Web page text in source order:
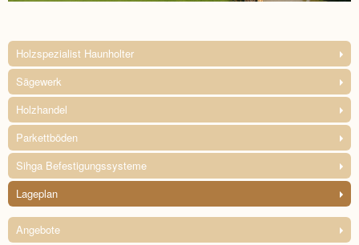
Holzspezialist Haunholter
Sägewerk
Holzhandel
Parkettböden
Sihga Befestigungssysteme
Lageplan
Angebote